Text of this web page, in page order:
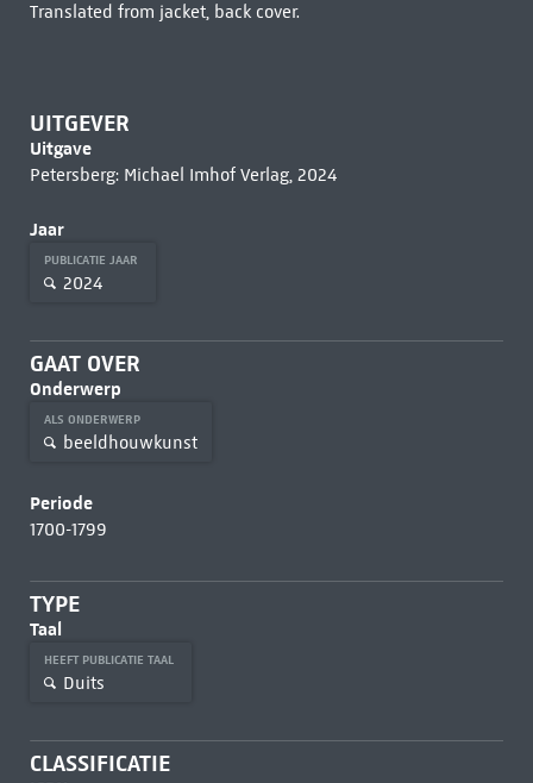
Translated from jacket, back cover.
UITGEVER
Uitgave
Petersberg: Michael Imhof Verlag, 2024
Jaar
PUBLICATIE JAAR
2024
GAAT OVER
Onderwerp
ALS ONDERWERP
beeldhouwkunst
Periode
1700-1799
TYPE
Taal
HEEFT PUBLICATIE TAAL
Duits
CLASSIFICATIE